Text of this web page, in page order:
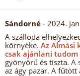
Sándorné - 2024.
A szálloda
környéke. Az Almási
csak ajánlani
gyönyörű és tiszta. A
az ágy pazar. A